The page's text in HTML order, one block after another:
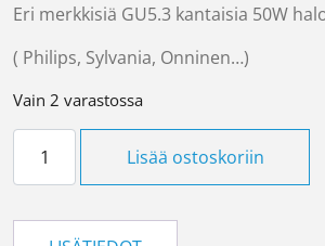
Eri merkkisiä GU5.3 kantaisia 50W
( Philips, Sylvania, Onninen…)
Vain 2 varastossa
Lisää ostoskoriin